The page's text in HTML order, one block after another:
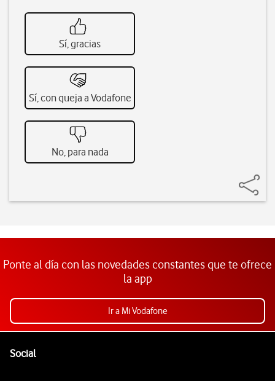
Sí, gracias
Sí, con queja a Vodafone
No, para nada
Ponte al día con las novedades constantes que te ofrece
la app
Ir a Mi Vodafone
SocialEnlaces a las redes sociales de Vodafone